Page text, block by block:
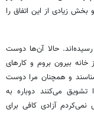
بخش زیادی از این اتفاق را
همه فرزندانم به ۱۸ سالگی رسیده‌اند. حالا آن‌ها دوست
خانه بیرون بروم و کارهای
و همچنان مرا دوست
تشویق می‌کنند دوباره به
آزادی کافی برای